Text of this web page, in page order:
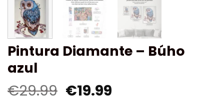
Pintura Diamante – Búho
azul
€29.99 €19.99